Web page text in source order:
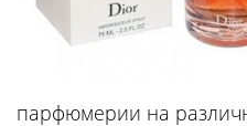
парфюмерии на